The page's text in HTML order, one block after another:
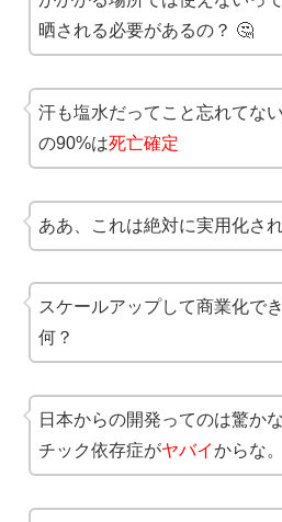
晒される必要があるの？ 🤔
汗も塩水だってこと忘れてな
の90%は死亡確定
ああ、これは絶対に実用化され
スケールアップして商業化で
何？
日本からの開発ってのは驚か
チック依存症がヤバイからな。